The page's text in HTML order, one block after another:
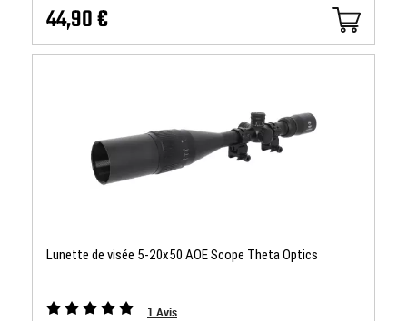
44,90 €
Lunette de visée 5-20x50 AOE Scope Theta Optics
1 Avis